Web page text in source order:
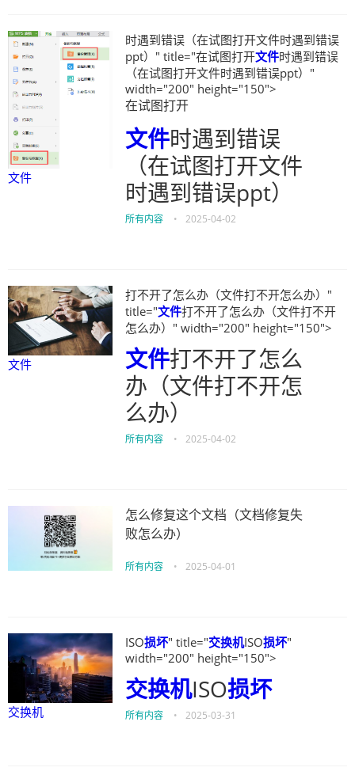
文件
时遇到错误（在试图打开文件时遇到错误
ppt）" title="在试图打开文件时遇到错误
（在试图打开文件时遇到错误ppt）"
width="200" height="150">
在试图打开
文件时遇到错误
（在试图打开文件
时遇到错误ppt）
所有内容 • 2025-04-02
文件
打不开了怎么办（文件打不开怎么办）"
title="文件打不开了怎么办（文件打不开
怎么办）" width="200" height="150">
文件打不开了怎么
办（文件打不开怎
么办）
所有内容 • 2025-04-02
怎么修复这个文档（文档修复失
败怎么办）
所有内容 • 2025-04-01
交换机
ISO损坏" title="交换机ISO损坏"
width="200" height="150">
交换机ISO损坏
所有内容 • 2025-03-31